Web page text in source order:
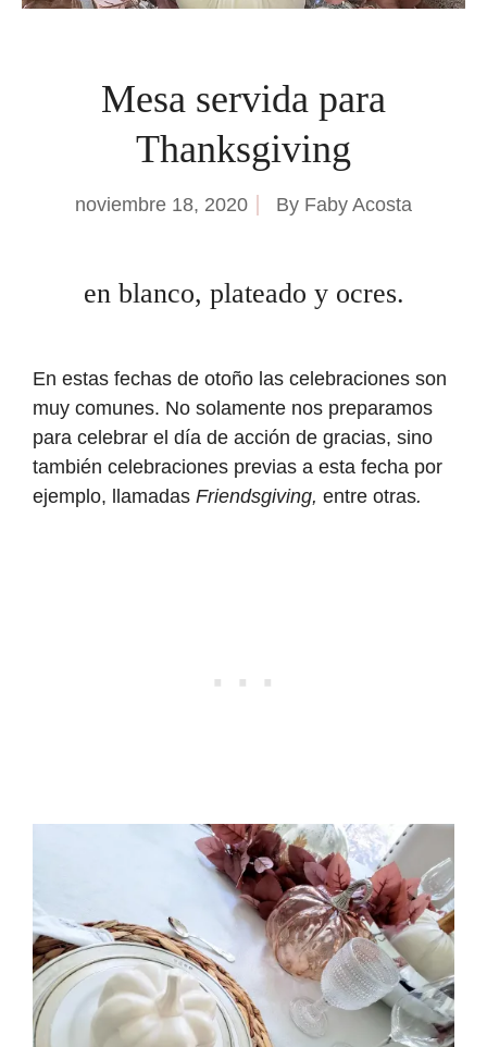
Mesa servida para
Thanksgiving
noviembre 18, 2020 By Faby Acosta
en blanco, plateado y ocres.
En estas fechas de otoño las celebraciones son
muy comunes. No solamente nos preparamos
para celebrar el día de acción de gracias, sino
también celebraciones previas a esta fecha por
ejemplo, llamadas Friendsgiving, entre otras.